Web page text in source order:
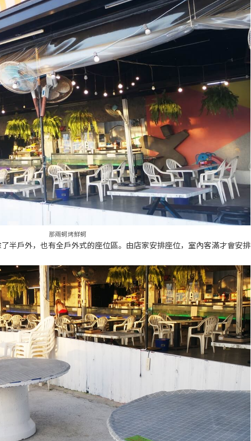
那兩蚵烤鮮蚵
半戶外，也有全戶外式的座位區。由店家安排座位，室內客滿才會安排